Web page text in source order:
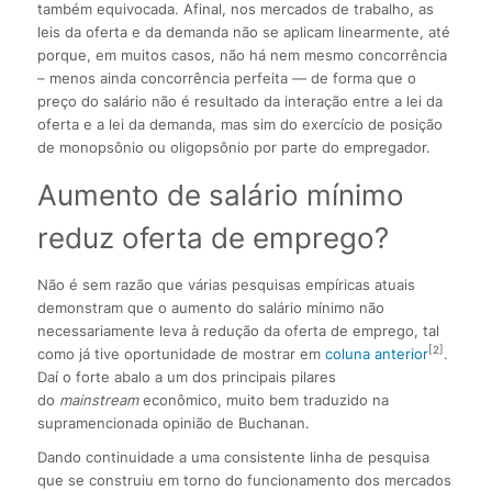
também equivocada. Afinal, nos mercados de trabalho, as
leis da oferta e da demanda não se aplicam linearmente, até
porque, em muitos casos, não há nem mesmo concorrência
– menos ainda concorrência perfeita — de forma que o
preço do salário não é resultado da interação entre a lei da
oferta e a lei da demanda, mas sim do exercício de posição
de monopsônio ou oligopsônio por parte do empregador.
Aumento de salário mínimo
reduz oferta de emprego?
Não é sem razão que várias pesquisas empíricas atuais
demonstram que o aumento do salário mínimo não
necessariamente leva à redução da oferta de emprego, tal
como já tive oportunidade de mostrar em coluna anterior[2] .
Daí o forte abalo a um dos principais pilares
do mainstreameconômico, muito bem traduzido na
supramencionada opinião de Buchanan.
Dando continuidade a uma consistente linha de pesquisa
que se construiu em torno do funcionamento dos mercados